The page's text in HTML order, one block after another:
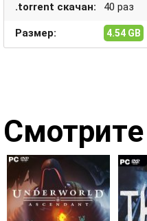
.torrent скачан: 40 раз
Размер: 4.54 GB